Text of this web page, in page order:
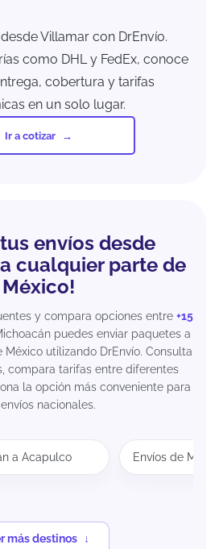
Villamar con DrEnvío.
como DHL y FedEx, conoce
cobertura y tarifas
en un solo lugar.
Ir a cotizar
tus envíos desde
cualquier parte de
México!
y compara opciones entre +15
puedes enviar paquetes a
utilizando DrEnvío. Consulta
compara tarifas entre diferentes
la opción más conveniente para
nacionales.
a Acapulco Envíos de
más destinos